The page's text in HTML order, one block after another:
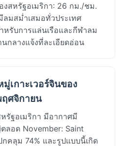
งสหรัฐอเมริกา: 26 กม./ชม.
มสม่ำเสมอทั่วประเทศ
หรับการแล่นเรือและกีฬาลม
กลางแจ้งที่ละเอียดอ่อน
เกาะเวอร์จินของ
ฤศจิกายน
รัฐอเมริกา มีอากาศมี
ลอด November: Saint
คลุม 74% และรูปแบบนี้เกิด